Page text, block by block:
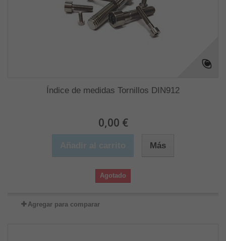
Índice de medidas Tornillos DIN912
0,00 €
Más
Agotado
Agregar para comparar